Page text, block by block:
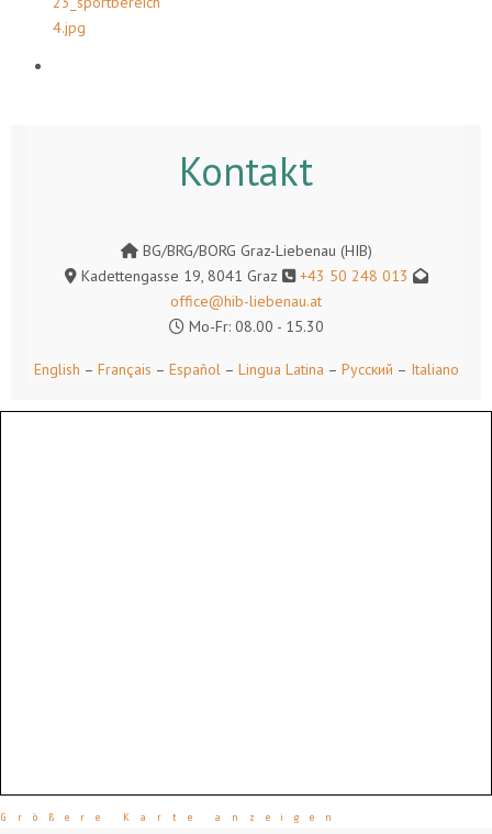
Kontakt
BG/BRG/BORG Graz-Liebenau (HIB)
Kadettengasse 19, 8041 Graz
+43 50 248 013
office@hib-liebenau.at
Mo-Fr: 08.00 - 15.30
English – Français – Español– Lingua Latina – Русский – Italiano
Größere Karte anzeigen